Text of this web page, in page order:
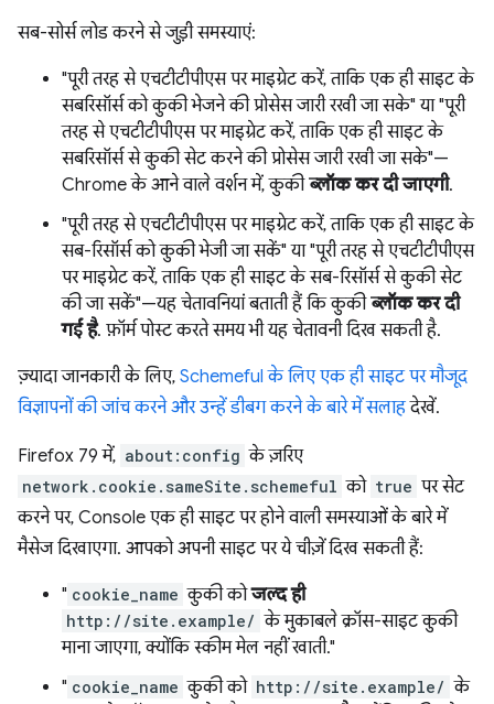
सब-सोर्स लोड करने से जुड़ी समस्याएं:
"पूरी तरह से एचटीटीपीएस पर माइग्रेट करें, ताकि एक ही साइट के
सबरिसॉर्स को कुकी भेजने की प्रोसेस जारी रखी जा सके" या "पूरी
तरह से एचटीटीपीएस पर माइग्रेट करें, ताकि एक ही साइट के
सबरिसॉर्स से कुकी सेट करने की प्रोसेस जारी रखी जा सके"—
Chrome के आने वाले वर्शन में, कुकीब्लॉक कर दी जाएगी.
"पूरी तरह से एचटीटीपीएस पर माइग्रेट करें, ताकि एक ही साइट के
सब-रिसॉर्स को कुकी भेजी जा सकें" या "पूरी तरह से एचटीटीपीएस
पर माइग्रेट करें, ताकि एक ही साइट के सब-रिसॉर्स से कुकी सेट
की जा सकें"—यह चेतावनियां बताती हैं कि कुकीब्लॉक कर दी
गई है. फ़ॉर्म पोस्ट करते समय भी यह चेतावनी दिख सकती है.
ज़्यादा जानकारी के लिए, Schemeful के लिए एक ही साइट पर मौजूद
विज्ञापनों की जांच करने और उन्हें डीबग करने के बारे में सलाहदेखें.
Firefox 79 में, about:config के ज़रिए
network.cookie.sameSite.schemeful को true पर सेट
करने पर, Console एक ही साइट पर होने वाली समस्याओं के बारे में
मैसेज दिखाएगा. आपको अपनी साइट पर ये चीज़ें दिख सकती हैं:
" cookie_name कुकी कोजल्द ही
http://site.example/ के मुकाबले क्रॉस-साइट कुकी
माना जाएगा, क्योंकि स्कीम मेल नहीं खाती."
" cookie_name कुकी को http://site.example/ के